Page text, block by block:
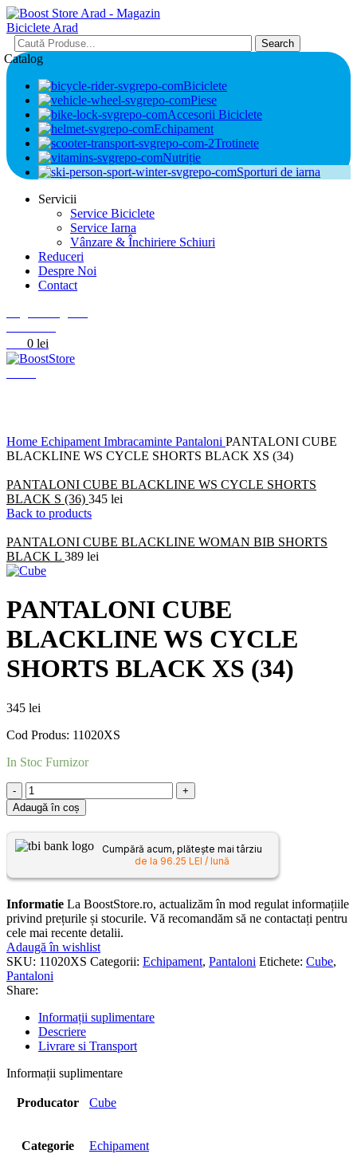
Search
Catalog
Biciclete
Piese
Accesorii Biciclete
Echipament
Trotinete
Nutriție
Sporturi de iarna
Servicii
Service Biciclete
Service Iarna
Vânzare & Închiriere Schiuri
Reduceri
Despre Noi
Contact
0 lei
Home Echipament Imbracaminte Pantaloni PANTALONI CUBE
BLACKLINE WS CYCLE SHORTS BLACK XS (34)
PANTALONI CUBE BLACKLINE WS CYCLE SHORTS
BLACK S (36) 345 lei
Back to products
PANTALONI CUBE BLACKLINE WOMAN BIB SHORTS
BLACK L 389 lei
PANTALONI CUBE
BLACKLINE WS CYCLE
SHORTS BLACK XS (34)
345 lei
Cod Produs: 11020XS
In Stoc Furnizor
Adaugă în coș
Cumpără acum, plătește mai târziu
de la 96.25 LEI / lună
Informatie La BoostStore.ro, actualizăm în mod regulat informațiile
privind prețurile și stocurile. Vă recomandăm să ne contactați pentru
cele mai recente detalii.
Adaugă în wishlist
SKU: 11020XS Categorii: Echipament, Pantaloni Etichete: Cube,
Pantaloni
Share:
Informații suplimentare
Descriere
Livrare si Transport
Informații suplimentare
Producator Cube
Categorie Echipament